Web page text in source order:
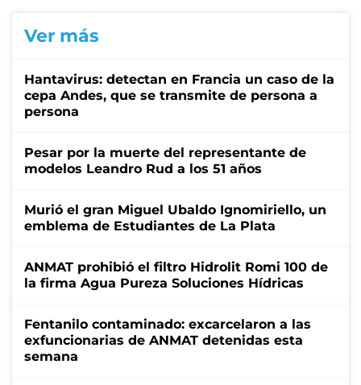
Ver más
Hantavirus: detectan en Francia un caso de la
cepa Andes, que se transmite de persona a
persona
Pesar por la muerte del representante de
modelos Leandro Rud a los 51 años
Murió el gran Miguel Ubaldo Ignomiriello, un
emblema de Estudiantes de La Plata
ANMAT prohibió el filtro Hidrolit Romi 100 de
la firma Agua Pureza Soluciones Hídricas
Fentanilo contaminado: excarcelaron a las
exfuncionarias de ANMAT detenidas esta
semana